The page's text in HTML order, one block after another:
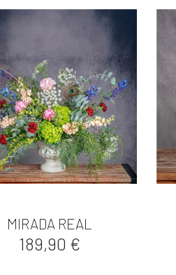
MIRADA REAL
Precio
189,90 €
 Vista rápida